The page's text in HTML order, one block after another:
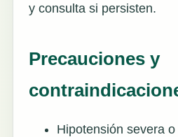
y consulta si persisten.
Precauciones y
Hipotensión severa